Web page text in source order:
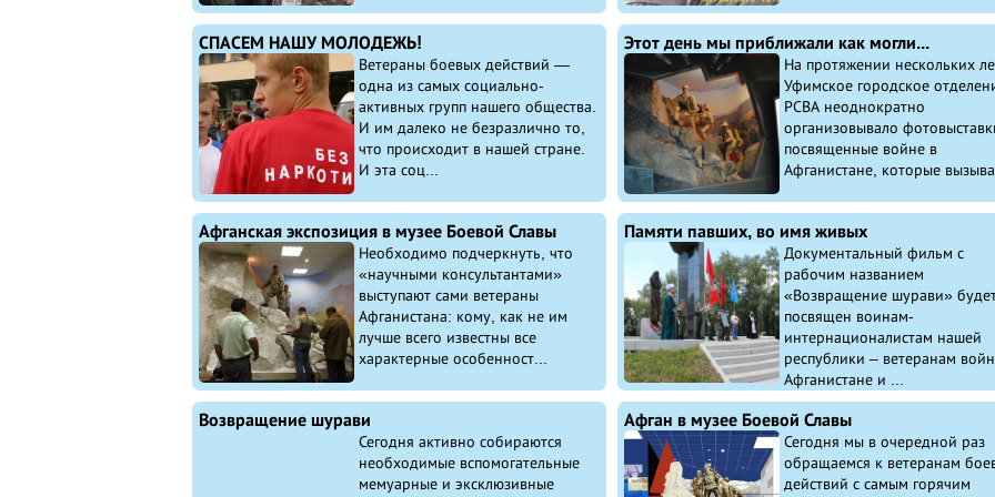
СПАСЕМ НАШУ МОЛОДЕЖЬ!
Ветераны боевых действий —
одна из самых социально-
активных групп нашего общества.
И им далеко не безразлично то,
что происходит в нашей стране.
И эта соц...
Этот день мы приближали как могли...
На протяжении нескольких
Уфимское городское
РСВА неоднократно
организовывало
посвященные войне в
Афганистане, которые
Афганская экспозиция в музее Боевой Славы
Необходимо подчеркнуть, что
«научными консультантами»
выступают сами ветераны
Афганистана: кому, как не им
лучше всего известны все
характерные особенност...
Памяти павших, во имя живых
Документальный фильм с
рабочим названием
«Возвращение шурави»
посвящен воинам-
интернационалистам нашей
республики – ветеранам
Афганистане и ...
Возвращение шурави
Сегодня активно собираются
необходимые вспомогательные
мемуарные и эксклюзивные
Афган в музее Боевой Славы
Сегодня мы в очередной раз
обращаемся к ветеранам
действий с самым горячим